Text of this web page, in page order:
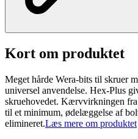
Kort om produktet
Meget hårde Wera-bits til skruer
universel anvendelse. Hex-Plus
skruehovedet. Kærvvirkningen fra
til et minimum, ødelæggelse af
elimineret.Læs mere om produktet